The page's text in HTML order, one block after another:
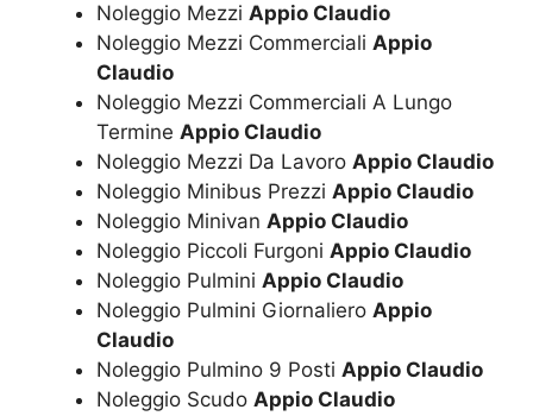
Noleggio Mezzi Appio Claudio
Noleggio Mezzi Commerciali Appio
Claudio
Noleggio Mezzi Commerciali A Lungo
Termine Appio Claudio
Noleggio Mezzi Da Lavoro Appio Claudio
Noleggio Minibus Prezzi Appio Claudio
Noleggio Minivan Appio Claudio
Noleggio Piccoli Furgoni Appio Claudio
Noleggio Pulmini Appio Claudio
Noleggio Pulmini Giornaliero Appio
Claudio
Noleggio Pulmino 9 Posti Appio Claudio
Noleggio Scudo Appio Claudio